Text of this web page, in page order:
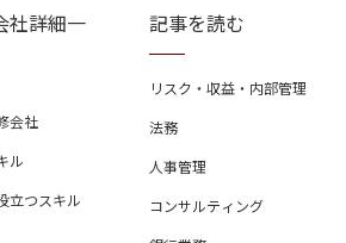
社詳細一
会社
ル
立つスキル
記事を読む
リスク・収益・内部管理
法務
人事管理
コンサルティング